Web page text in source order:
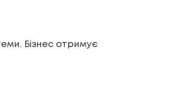
Бізнес отримує